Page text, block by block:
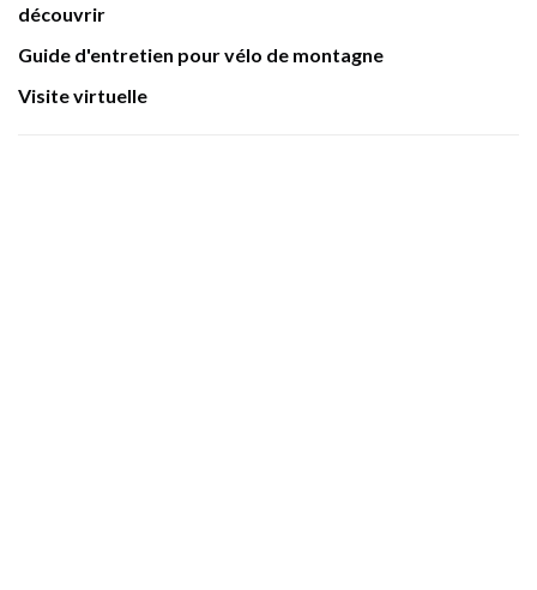
découvrir
Guide d'entretien pour vélo de montagne
Visite virtuelle